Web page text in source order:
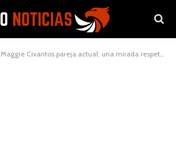
Maggie Civantos pareja actual: una mirada respetuosa a su vida privada